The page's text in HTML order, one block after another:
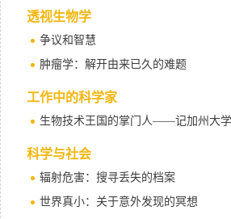
透视生物学
争议和智慧
肿瘤学：解开由来已久的难题
工作中的科学家
科学与社会
辐射危害：搜寻丢失的档案
世界真小：关于意外发现的冥想